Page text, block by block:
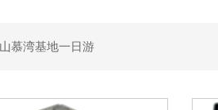
慕湾基地一日游